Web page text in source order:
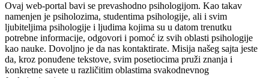
Ovaj web-portal bavi se prevashodno psihologijom. Kao takav
namenjen je psiholozima, studentima psihologije, ali i svim
ljubiteljima psihologije i ljudima kojima su u datom trenutku
potrebne informacije, odgovori i pomoć iz svih oblasti psihologije
kao nauke. Dovoljno je da nas kontaktirate. Misija našeg sajta jeste
da, kroz ponuđene tekstove, svim posetiocima pruži znanja i
konkretne savete u različitim oblastima svakodnevnog